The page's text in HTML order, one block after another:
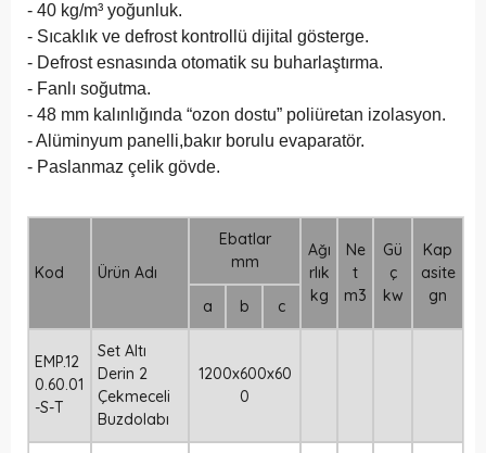
- 40 kg/m³ yoğunluk.
- Sıcaklık ve defrost kontrollü dijital gösterge.
- Defrost esnasında otomatik su buharlaştırma.
- Fanlı soğutma.
- 48 mm kalınlığında “ozon dostu” poliüretan izolasyon.
- Alüminyum panelli,bakır borulu evaparatör.
- Paslanmaz çelik gövde.
Kod Ürün Adı
Ebatlar
mm
Ağı
rlık
kg
Ne
t
m3
Gü
ç
kw
Kap
asite
gn
a b c
EMP.12
0.60.01
-S-T
Set Altı
Derin 2
Çekmeceli
Buzdolabı
1200x600x60
0